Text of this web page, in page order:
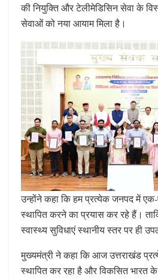
की नियुक्ति और टेलीमेडिसिन सेवा के
सेवाओं को नया आयाम मिला है।
उन्होंने कहा कि हम प्रत्येक जनपद में
स्थापित करने का प्रयास कर रहे हैं।
स्वास्थ्य सुविधाएं स्थानीय स्तर पर ही
मुख्यमंत्री ने कहा कि आज उत्तराखंड
स्थापित कर रहा है और विकसित भारत